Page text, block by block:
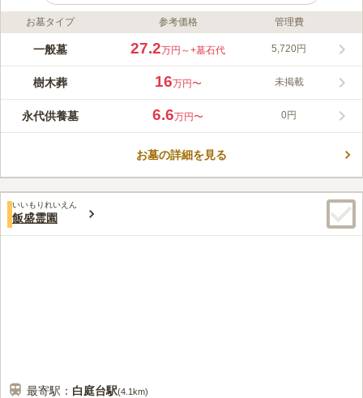
ライフドット編集部のコメント
西洋の美しい雰囲気を取り入れた、心が洗われるような気持ちに
摂の大自然に見守られている立地です。野鳥など、野生の動物た
ちが見られることもある落ち着きのある霊園で、新緑、桜、紅葉
が設置されている休憩所や、17か所に設置されている駐車場で墓
参者の世代やニーズに対応されています。一般財団法人大阪府タ
ウン管理財団が霊園管理する信頼性の高い霊園です。
霊園到着の5分くらい前には広い駐車場のあるお食事処がある。
霊園内にもお墓に関する色々な手続きのできる管理事務所や冷暖房の効い
た休憩所、また併設の供花販売コーナーがあり、お線香やロウソクなども
そこで揃えることが出来ます。
お墓タイプ 参考価格 管理費
一般墓 27.2万円～+墓石代 5,720円
樹木葬 16万円〜 未掲載
永代供養墓 6.6万円〜 0円
お墓の詳細を見る
いいもりれいえん
飯盛霊園
最寄駅： 白庭台駅(4.1km)